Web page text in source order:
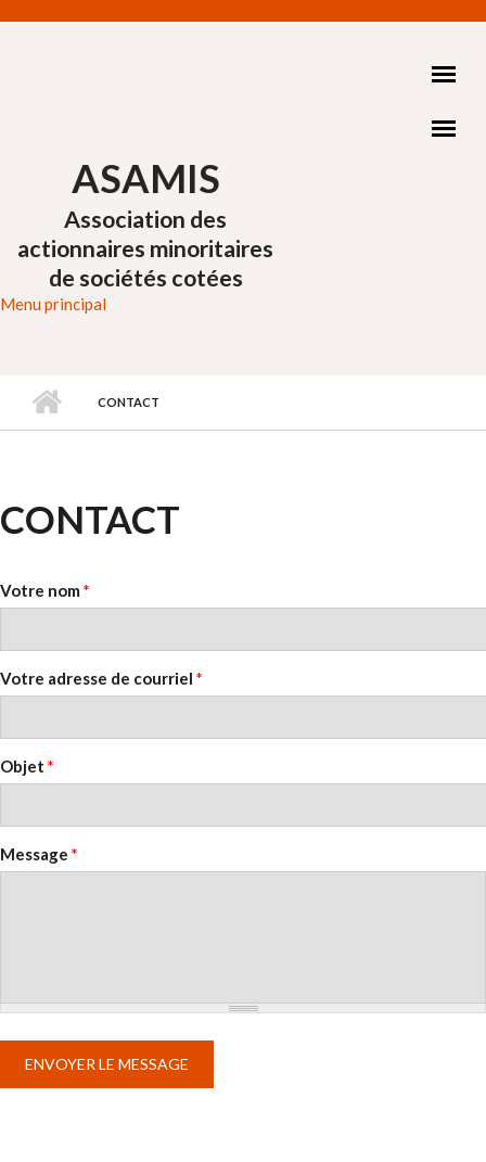
ASAMIS
Association des
actionnaires minoritaires
de sociétés cotées
Menu principal
CONTACT
CONTACT
Votre nom *
Votre adresse de courriel *
Objet *
Message *